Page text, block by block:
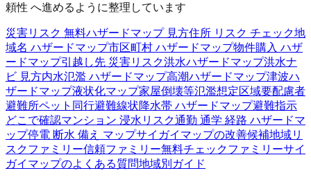
頼性 へ進めるように整理しています
災害リスク 無料ハザードマップ 見方住所 リスク チェック地
域名 ハザードマップ市区町村 ハザードマップ物件購入 ハザ
ードマップ引越し先 災害リスク洪水ハザードマップ洪水ナ
ビ 見方内水氾濫 ハザードマップ高潮ハザードマップ津波ハ
ザードマップ液状化マップ家屋倒壊等氾濫想定区域要配慮者
避難所ペット同行避難線状降水帯 ハザードマップ避難指示
どこで確認マンション 浸水リスク通勤 通学 経路 ハザードマ
ップ停電 断水 備え マップサイガイマップの改善候補地域リ
スクファミリー信頼ファミリー無料チェックファミリーサイ
ガイマップのよくある質問地域別ガイド